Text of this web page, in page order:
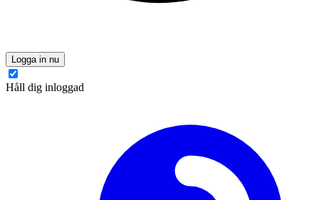
Logga in nu
Håll dig inloggad